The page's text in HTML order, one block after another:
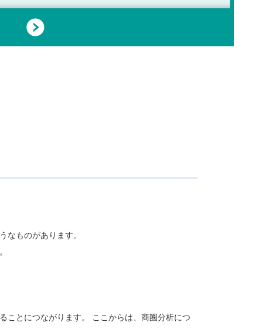
なものがあります。
ことにつながります。 ここからは、商圏分析につ